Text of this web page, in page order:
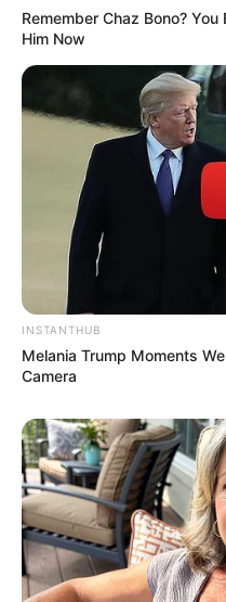
Remember Chaz Bono?
Him Now
INSTANTHUB
Melania Trump Moments
Camera